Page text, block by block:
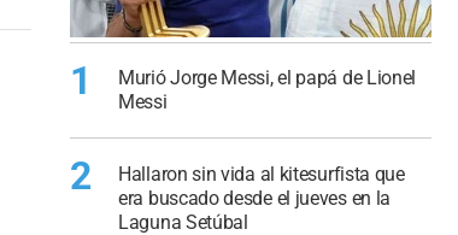
1
Murió Jorge Messi, el papá de Lionel
Messi
2
Hallaron sin vida al kitesurfista que
era buscado desde el jueves en la
Laguna Setúbal